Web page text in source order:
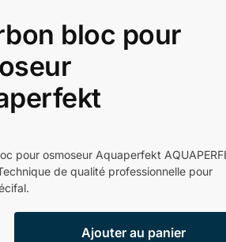
bloc pour
pour osmoseur Aquaperfekt
de qualité professionnelle pour
Ajouter au panier